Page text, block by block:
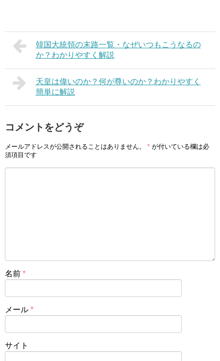
韓国大統領の末路一覧・なぜいつもこうなるの
か？わかりやすく解説
天皇は偉いのか？何が尊いのか？わかりやすく
簡単に解説
コメントをどうぞ
メールアドレスが公開されることはありません。 * が付いている欄は必
須項目です
名前 *
メール *
サイト